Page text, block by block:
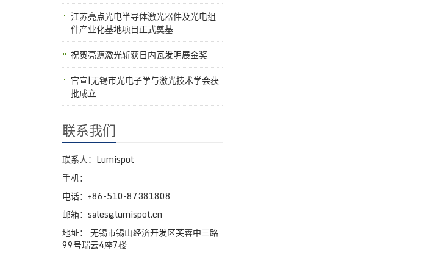
江苏亮点光电半导体激光器件及光电组
件产业化基地项目正式奠基
祝贺亮源激光斩获日内瓦发明展金奖
官宣|无锡市光电子学与激光技术学会获
批成立
联系我们
联系人：Lumispot
手机：
电话：+86-510-87381808
邮箱：sales@lumispot.cn
地址： 无锡市锡山经济开发区芙蓉中三路
99号瑞云4座7楼